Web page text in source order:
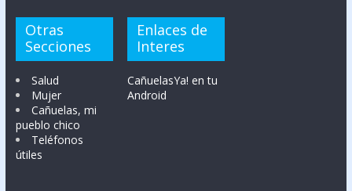
Otras
Secciones
Salud
Mujer
Cañuelas, mi
pueblo chico
Teléfonos
útiles
Enlaces de
Interes
CañuelasYa! en tu
Android